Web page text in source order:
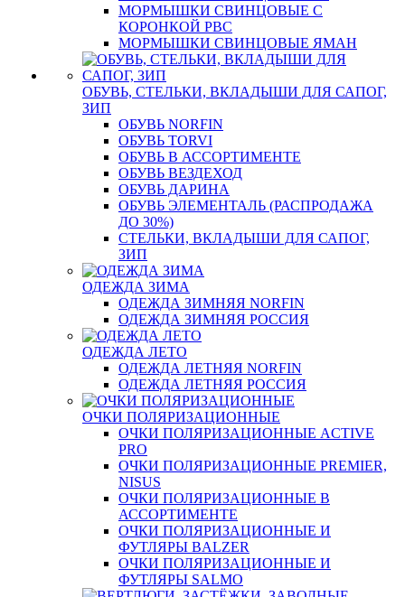
МОРМЫШКИ СВИНЦОВЫЕ С
КОРОНКОЙ РВС
МОРМЫШКИ СВИНЦОВЫЕ ЯМАН
ОБУВЬ, СТЕЛЬКИ, ВКЛАДЫШИ ДЛЯ САПОГ,
ЗИП
ОБУВЬ NORFIN
ОБУВЬ TORVI
ОБУВЬ В АССОРТИМЕНТЕ
ОБУВЬ ВЕЗДЕХОД
ОБУВЬ ДАРИНА
ОБУВЬ ЭЛЕМЕНТАЛЬ (РАСПРОДАЖА
ДО 30%)
СТЕЛЬКИ, ВКЛАДЫШИ ДЛЯ САПОГ,
ЗИП
ОДЕЖДА ЗИМА
ОДЕЖДА ЗИМНЯЯ NORFIN
ОДЕЖДА ЗИМНЯЯ РОССИЯ
ОДЕЖДА ЛЕТО
ОДЕЖДА ЛЕТНЯЯ NORFIN
ОДЕЖДА ЛЕТНЯЯ РОССИЯ
ОЧКИ ПОЛЯРИЗАЦИОННЫЕ
ОЧКИ ПОЛЯРИЗАЦИОННЫЕ ACTIVE
PRO
ОЧКИ ПОЛЯРИЗАЦИОННЫЕ PREMIER,
NISUS
ОЧКИ ПОЛЯРИЗАЦИОННЫЕ В
АССОРТИМЕНТЕ
ОЧКИ ПОЛЯРИЗАЦИОННЫЕ И
ФУТЛЯРЫ BALZER
ОЧКИ ПОЛЯРИЗАЦИОННЫЕ И
ФУТЛЯРЫ SALMO